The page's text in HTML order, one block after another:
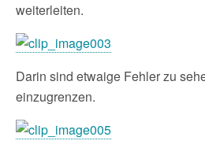
weiterleiten.
Darin sind etwaige Fehler zu
einzugrenzen.